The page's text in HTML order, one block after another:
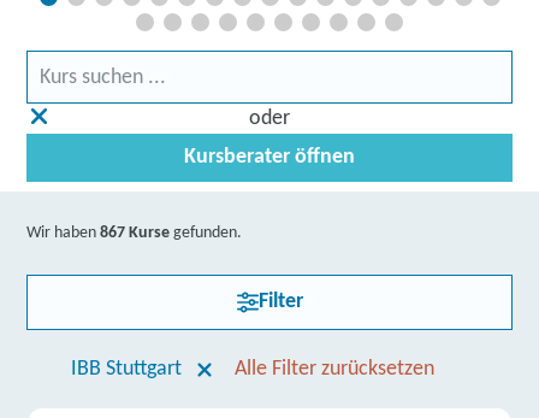
oder
Kursberater öffnen
Wir haben867 Kurse gefunden.
Filter
IBB Stuttgart Alle Filter zurücksetzen